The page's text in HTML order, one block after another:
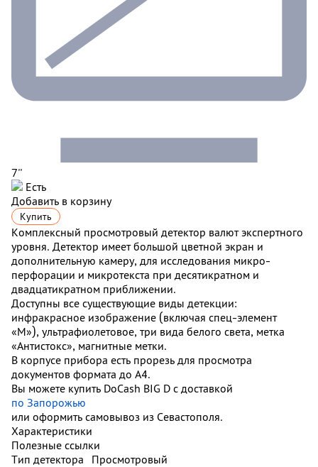
7''
Есть
Добавить в корзину
Купить
Комплексный просмотровый детектор валют экспертного
уровня. Детектор имеет большой цветной экран и
дополнительную камеру, для исследования микро-
перфорации и микротекста при десятикратном и
двадцатикратном приближении.
Доступны все существующие виды детекции:
инфракрасное изображение (включая спец-элемент
«М»), ультрафиолетовое, три вида белого света, метка
«Антистокс», магнитные метки.
В корпусе прибора есть прорезь для просмотра
документов формата до A4.
Вы можете купить DoCash BIG D с доставкой
по Запорожью
или оформить самовывоз из Севастополя.
Характеристики
Полезные ссылки
Тип детектора
Просмотровый